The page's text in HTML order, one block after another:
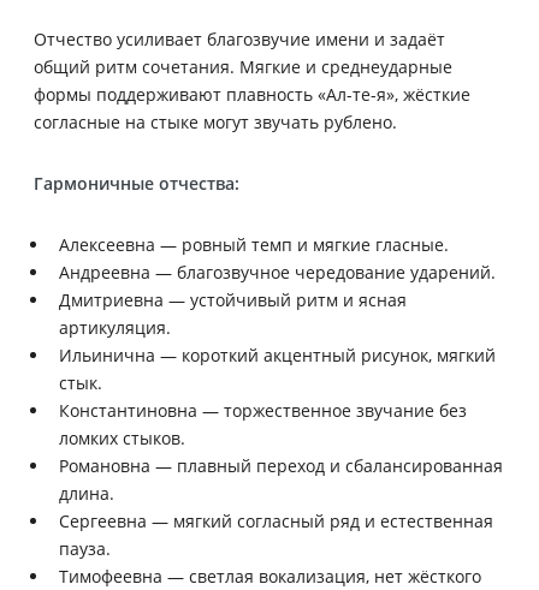
Отчество усиливает благозвучие имени и задаёт
общий ритм сочетания. Мягкие и среднеударные
формы поддерживают плавность «Ал-те-я», жёсткие
согласные на стыке могут звучать рублено.
Гармоничные отчества:
Алексеевна — ровный темп и мягкие гласные.
Андреевна — благозвучное чередование ударений.
Дмитриевна — устойчивый ритм и ясная
артикуляция.
Ильинична — короткий акцентный рисунок, мягкий
стык.
Константиновна — торжественное звучание без
ломких стыков.
Романовна — плавный переход и сбалансированная
длина.
Сергеевна — мягкий согласный ряд и естественная
пауза.
Тимофеевна — светлая вокализация, нет жёсткого